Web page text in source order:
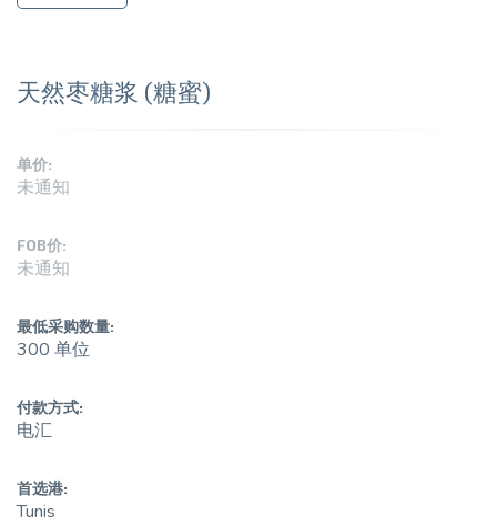
天然枣糖浆 (糖蜜)
单价:
未通知
FOB价:
未通知
最低采购数量:
300 单位
付款方式:
电汇
首选港:
Tunis